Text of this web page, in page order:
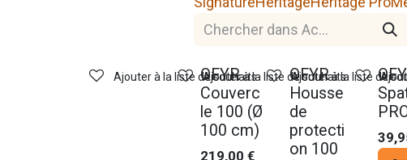
OFYR
Couverc
le 100 (Ø
100 cm)
219,00 €
Ajouter à la liste de souhaits
OFYR
Housse
de
protecti
on 100
Ajouter à la liste de souhaits
Ajouter à la liste de